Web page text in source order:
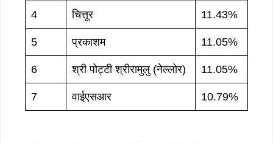
4 चित्तूर 11.43%
5 प्रकाशम 11.05%
6 श्री पोट्टी श्रीरामुलु (नेल्लोर) 11.05%
7 वाईएसआर 10.79%